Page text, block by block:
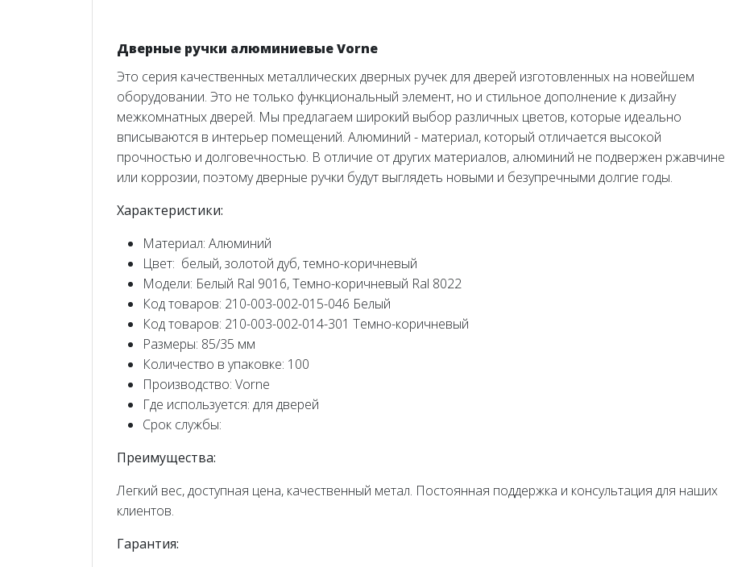
Дверные ручки алюминиевые Vorne
Это серия качественных металлических дверных ручек для дверей изготовленных на новейшем
оборудовании. Это не только функциональный элемент, но и стильное дополнение к дизайну
межкомнатных дверей. Мы предлагаем широкий выбор различных цветов, которые идеально
вписываются в интерьер помещений. Алюминий - материал, который отличается высокой
прочностью и долговечностью. В отличие от других материалов, алюминий не подвержен ржавчине
или коррозии, поэтому дверные ручки будут выглядеть новыми и безупречными долгие годы.
Характеристики:
Материал: Алюминий
Цвет: белый, золотой дуб, темно-коричневый
Модели: Белый Ral 9016, Темно-коричневый Ral 8022
Код товаров: 210-003-002-015-046 Белый
Код товаров: 210-003-002-014-301 Темно-коричневый
Размеры: 85/35 мм
Количество в упаковке: 100
Производство: Vorne
Где используется: для дверей
Срок службы:
Преимущества:
Легкий вес, доступная цена, качественный метал. Постоянная поддержка и консультация для наших
клиентов.
Гарантия: